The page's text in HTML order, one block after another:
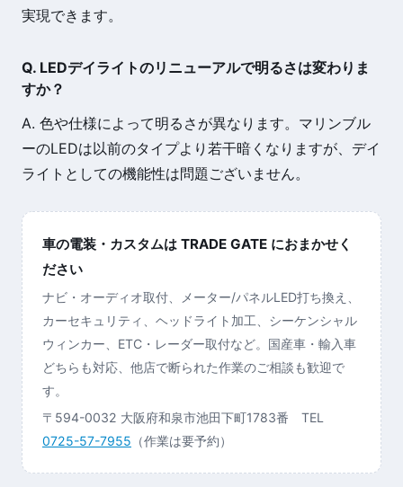
実現できます。
Q. LEDデイライトのリニューアルで明るさは変わりま
すか？
A. 色や仕様によって明るさが異なります。マリンブル
ーのLEDは以前のタイプより若干暗くなりますが、デイ
ライトとしての機能性は問題ございません。
車の電装・カスタムは TRADE GATE におまかせく
ださい
ナビ・オーディオ取付、メーター/パネルLED打ち換え、
カーセキュリティ、ヘッドライト加工、シーケンシャル
ウィンカー、ETC・レーダー取付など。国産車・輸入車
どちらも対応、他店で断られた作業のご相談も歓迎で
す。
〒594-0032 大阪府和泉市池田下町1783番 TEL
0725-57-7955 （作業は要予約）